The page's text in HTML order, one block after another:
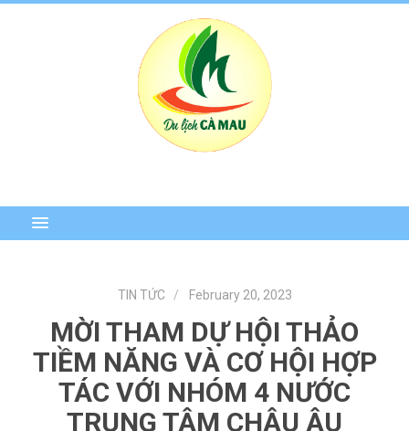
TIN TỨC February 20, 2023
MỜI THAM DỰ HỘI THẢO
TIỀM NĂNG VÀ CƠ HỘI HỢP
TÁC VỚI NHÓM 4 NƯỚC
TRUNG TÂM CHÂU ÂU